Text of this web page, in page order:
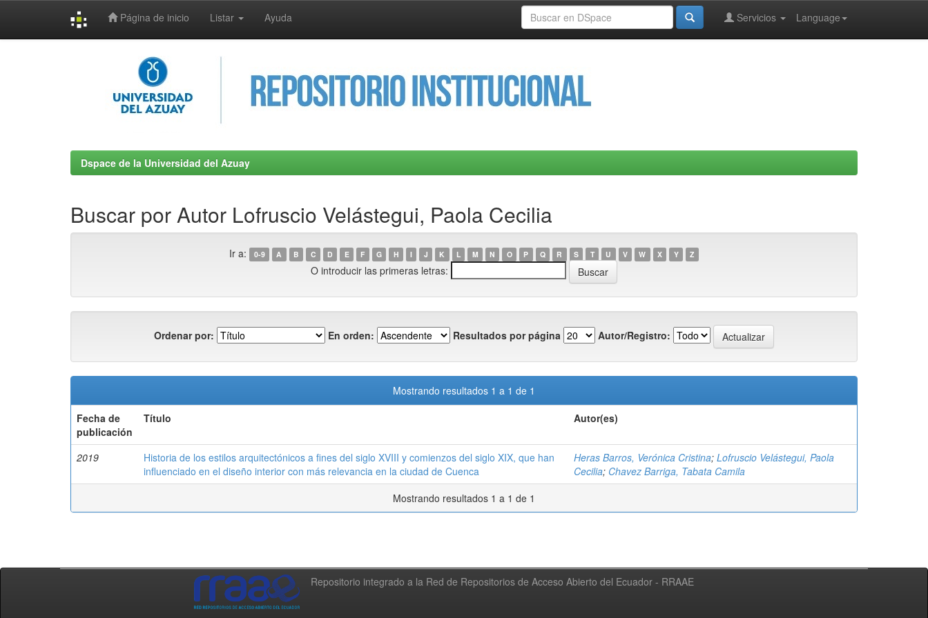
Página de inicio Listar Ayuda Language
Servicios
Dspace de la Universidad del Azuay
Buscar por Autor Lofruscio Velástegui, Paola Cecilia
Ir a: 0-9 A B C D E F G H I J K L M N O P Q R S T U V W X Y Z
O introducir las primeras letras:
Ordenar por: En orden: Resultados por página Autor/Registro:
Mostrando resultados 1 a 1 de 1
Fecha de
publicación
Título Autor(es)
2019
Historia de los estilos arquitectónicos a fines del siglo XVIII y comienzos del siglo XIX, que han
influenciado en el diseño interior con más relevancia en la ciudad de Cuenca
Heras Barros, Verónica Cristina; Lofruscio Velástegui, Paola
Cecilia; Chavez Barriga, Tabata Camila
Mostrando resultados 1 a 1 de 1
Repositorio integrado a la Red de Repositorios de Acceso Abierto del Ecuador - RRAAE